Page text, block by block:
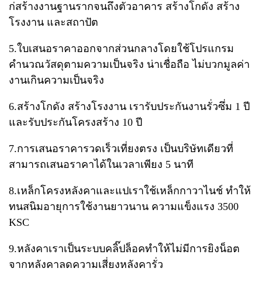
ก่สร้างงานฐานรากจนถึงตัวอาคาร สร้างโกดัง สร้าง
โรงงาน และสถาปัต
5.ใบเสนอราคาออกจากส่วนกลาง​โดยใช้โปรแกรม
คำนวณวัสดุตามความเป็นจริง​ น่าเชื่อถือ​ ไม่บวกมูลค่า
งานเกินความเป็นจริง
6.สร้างโกดัง สร้างโรงงาน เรารับประกันงานรั่วซึ่ม​ 1 ปี​
และรับประกันโครงสร้าง​ 10 ปี
7.การเสนอราคารวดเร็วเที่ยงตรง​ เป็นบริษัทเดียวที่
สามารถเสนอราคาได้ในเวลาเพียง​ 5 นาที
8.เหล็กโครงหลังคาและแป​เราใช้เหล็กกาวาไนช์​ ทำให้
ทนสนิมอายุการใช้งานยาวนาน​ ความแข็งแรง​ 3500​
KSC
9.หลังคาเราเป็นระบบคลิ๊ปล็อคทำให้ไม่มีการยิงน็อต
จากหลังคา​ลดความเสี่ยงหลังคารั่ว